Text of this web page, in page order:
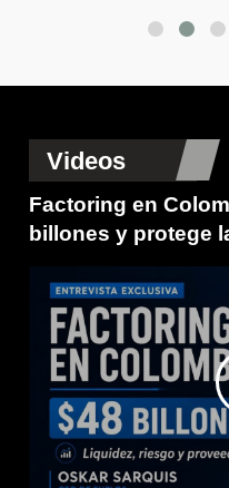
Videos
Factoring en
billones y protege